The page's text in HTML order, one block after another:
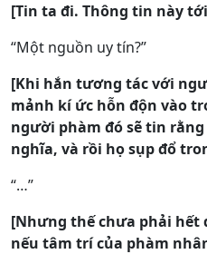
[Tin ta đi. Thông tin này
“Một nguồn uy tín?”
[Khi hắn tương tác với
mảnh kí ức hỗn độn vào
người phàm đó sẽ tin
nghĩa, và rồi họ sụp đổ
“…”
[Nhưng thế chưa phải hết
nếu tâm trí của phàm